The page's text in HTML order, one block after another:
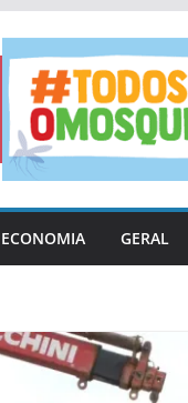
ECONOMIA GERAL